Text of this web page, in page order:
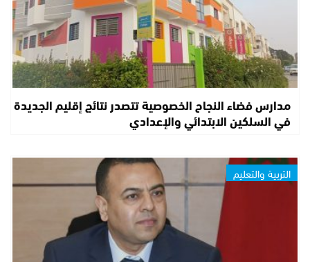
مدارس فضاء النجاح الخصوصية تتصدر نتائج إقليم الجديدة
في السلكين الابتدائي والإعدادي
التربية والتعليم